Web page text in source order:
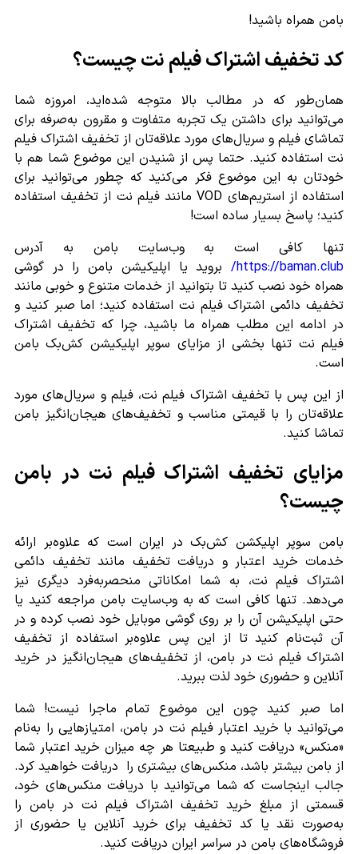
بامن همراه باشید!
کد تخفیف اشتراک فیلم نت چیست؟
همان‌طور که در مطالب بالا متوجه شده‌اید، امروزه شما
می‌توانید برای داشتن یک تجربه متفاوت و مقرون به‌صرفه برای
تماشای فیلم و سریال‌های مورد علاقه‌تان از تخفیف اشتراک فیلم
نت استفاده کنید. حتما پس از شنیدن این موضوع شما هم با
خودتان به این موضوع فکر می‌کنید که چطور می‌توانید برای
استفاده از استریم‌های VOD مانند فیلم نت از تخفیف استفاده
کنید؛ پاسخ بسیار ساده است!
تنها کافی است به وب‌سایت بامن به آدرس
https://baman.club/
بروید یا اپلیکیشن بامن را در گوشی
همراه خود نصب کنید تا بتوانید از خدمات متنوع و خوبی مانند
تخفیف دائمی اشتراک فیلم نت استفاده کنید؛ اما صبر کنید و
در ادامه این مطلب همراه ما باشید، چرا که تخفیف اشتراک
فیلم نت تنها بخشی از مزایای سوپر اپلیکیشن کش‌بک بامن
است.
از این پس با تخفیف اشتراک فیلم نت، فیلم و سریال‌های مورد
علاقه‌تان را با قیمتی مناسب و تخفیف‌های هیجان‌انگیز بامن
تماشا کنید.
مزایای تخفیف اشتراک فیلم نت در بامن
چیست؟
بامن سوپر اپلیکشن کش‌بک در ایران است که علاوه‌بر ارائه
خدمات خرید اعتبار و دریافت تخفیف مانند تخفیف دائمی
اشتراک فیلم نت، به شما امکاناتی منحصربه‌فرد دیگری نیز
می‌دهد. تنها کافی است که به وب‌سایت بامن مراجعه کنید یا
حتی اپلیکیشن آن را بر روی گوشی موبایل خود نصب کرده و در
آن ثبت‌نام کنید تا از این پس علاوه‌بر استفاده از تخفیف
اشتراک فیلم نت در بامن، از تخفیف‌های هیجان‌انگیز در خرید
آنلاین و حضوری خود لذت ببرید.
اما صبر کنید چون این موضوع تمام ماجرا نیست! شما
می‌توانید با خرید اعتبار فیلم نت در بامن، امتیازهایی را به‌نام
«منکس» دریافت کنید و طبیعتا هر چه میزان خرید اعتبار شما
از بامن بیشتر باشد، منکس‌های بیشتری را دریافت خواهید کرد.
جالب اینجاست که شما می‌توانید با دریافت منکس‌های خود،
قسمتی از مبلغ خرید تخفیف اشتراک فیلم نت در بامن را
به‌صورت نقد یا کد تخفیف برای خرید آنلاین یا حضوری از
فروشگاه‌های بامن در سراسر ایران دریافت کنید.